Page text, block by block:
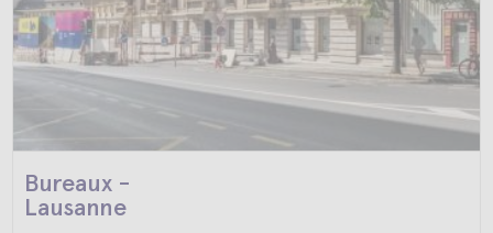
Bureaux -
Lausanne